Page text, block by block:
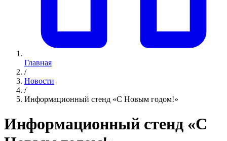
Главная
/
Новости
/
Информационный стенд «С Новым годом!»
Информационный стенд «С